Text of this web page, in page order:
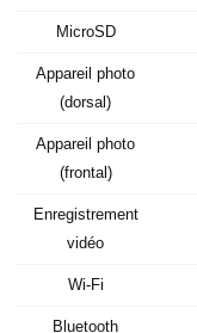
MicroSD
Appareil photo
(dorsal)
Appareil photo
(frontal)
Enregistrement
vidéo
Wi-Fi
Bluetooth